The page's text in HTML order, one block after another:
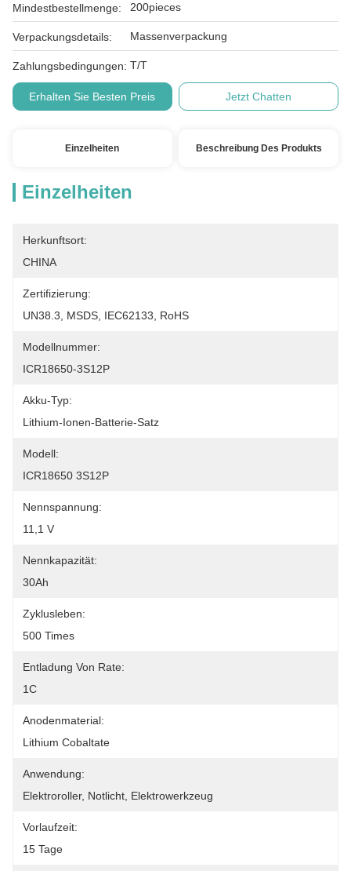
Mindestbestellmenge: 200pieces
Verpackungsdetails: Massenverpackung
Zahlungsbedingungen: T/T
Erhalten Sie Besten Preis Jetzt Chatten
Einzelheiten Beschreibung Des Produkts
Einzelheiten
Herkunftsort:
CHINA
Zertifizierung:
UN38.3, MSDS, IEC62133, RoHS
Modellnummer:
ICR18650-3S12P
Akku-Typ:
Lithium-Ionen-Batterie-Satz
Modell:
ICR18650 3S12P
Nennspannung:
11,1 V
Nennkapazität:
30Ah
Zyklusleben:
500 Times
Entladung Von Rate:
1C
Anodenmaterial:
Lithium Cobaltate
Anwendung:
Elektroroller, Notlicht, Elektrowerkzeug
Vorlaufzeit:
15 Tage